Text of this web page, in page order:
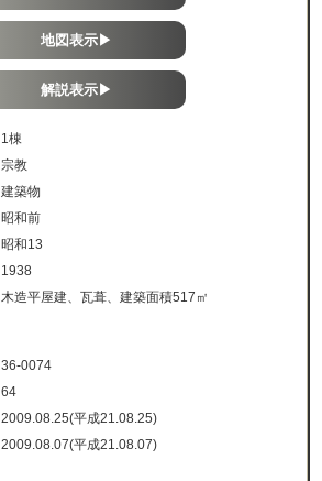
地図表示▶
解説表示▶
1棟
宗教
建築物
昭和前
昭和13
1938
木造平屋建、瓦葺、建築面積517㎡
36-0074
64
2009.08.25(平成21.08.25)
2009.08.07(平成21.08.07)